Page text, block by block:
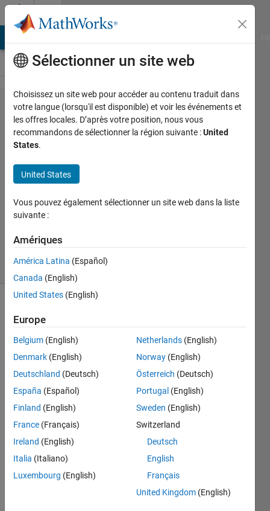
Passer au contenu
Problem
47370.
Find
Logic
25
Dev
239
1 likes
Guess
the
logic!
logic(1)
logic(15)
= 6
logic(22)
= 4
Sélectionner un site web
Choisissez un site web pour accéder au contenu traduit dans
votre langue (lorsqu'il est disponible) et voir les événements et
les offres locales. D’après votre position, nous vous
recommandons de sélectionner la région suivante :United
States.
United States
Vous pouvez également sélectionner un site web dans la liste
suivante :
Amériques
América Latina (Español)
Canada (English)
United States (English)
Europe
Belgium (English)
Denmark (English)
Deutschland (Deutsch)
España (Español)
Finland (English)
France (Français)
Ireland (English)
Italia (Italiano)
Luxembourg (English)
Netherlands (English)
Norway (English)
Österreich (Deutsch)
Portugal (English)
Sweden (English)
Switzerland
Deutsch
English
Français
United Kingdom (English)